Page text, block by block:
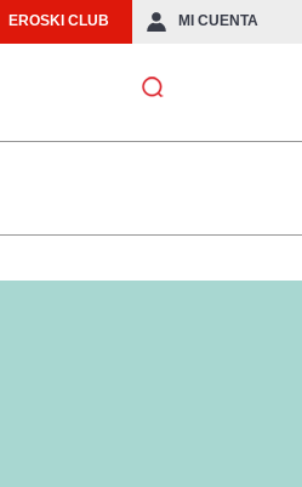
EROSKI CLUB MI CUENTA